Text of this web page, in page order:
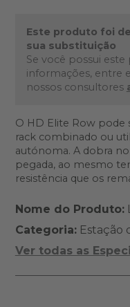
Este produto foi
sua substituição
Se você possui
informações, entre
nossos consultores
O HD Elite Row pode
rack combinado ou
autónoma. A dobra
pegada, ao mesmo
resistência que os
Nome do Produto:
Categoria:Estação
Ver todas as